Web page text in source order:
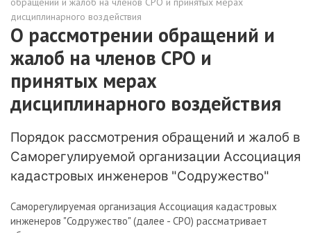
дисциплинарного воздействия
О рассмотрении обращений и
жалоб на членов СРО и
принятых мерах
дисциплинарного воздействия
Порядок рассмотрения обращений и жалоб в
Саморегулируемой организации Ассоциация
кадастровых инженеров "Содружество"
Саморегулируемая организация Ассоциация кадастровых
инженеров "Содружество" (далее - СРО) рассматривает